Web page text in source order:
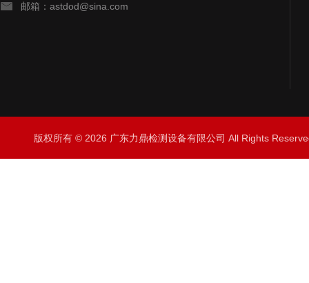
邮箱：astdod@sina.com
版权所有 © 2026 广东力鼎检测设备有限公司 All Rights